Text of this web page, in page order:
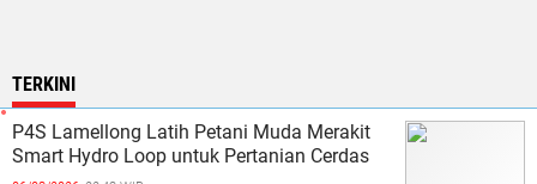
TERKINI
P4S Lamellong Latih Petani Muda Merakit
Smart Hydro Loop untuk Pertanian Cerdas